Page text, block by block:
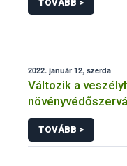
TOVÁBB >
2022. január 12, szerda
Változik a
kapcsolatos
TOVÁBB >